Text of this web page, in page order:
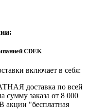
CDEK
включает в себя:
доставка по всей
сумму заказа от 8 000
акции "бесплатная